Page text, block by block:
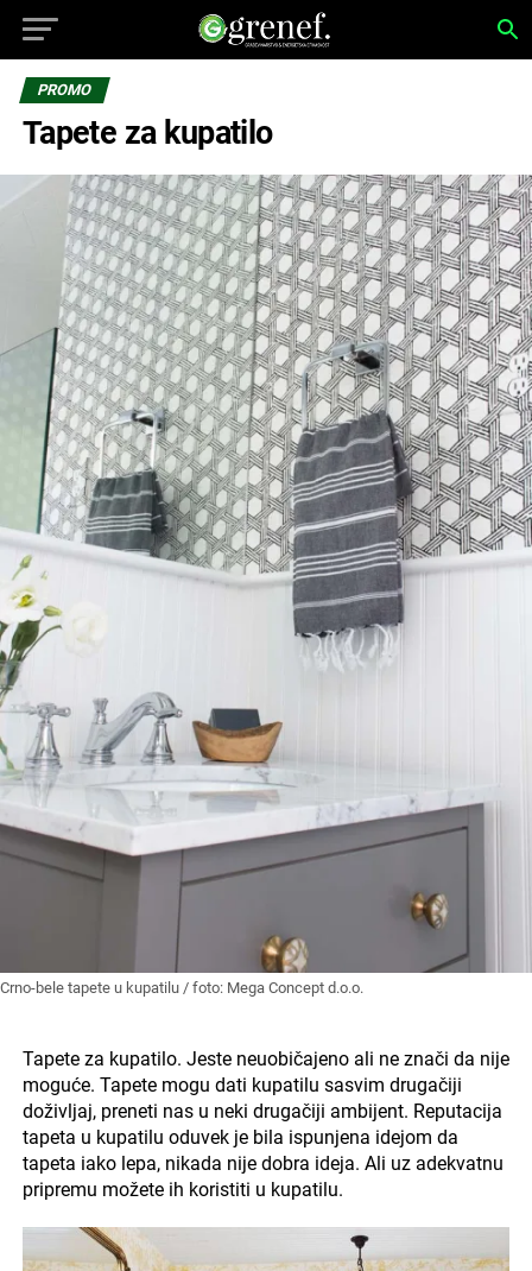
PROMO
Tapete za kupatilo
Crno-bele tapete u kupatilu / foto: Mega Concept d.o.o.
Tapete za kupatilo. Jeste neuobičajeno ali ne znači da nije
moguće. Tapete mogu dati kupatilu sasvim drugačiji
doživljaj, preneti nas u neki drugačiji ambijent. Reputacija
tapeta u kupatilu oduvek je bila ispunjena idejom da
tapeta iako lepa, nikada nije dobra ideja. Ali uz adekvatnu
pripremu možete ih koristiti u kupatilu.